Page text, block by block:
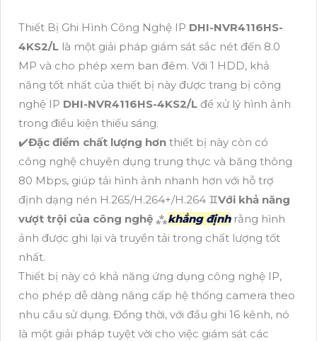
Thiết Bị Ghi Hình Công Nghệ IP DHI-NVR4116HS-
4KS2/L là một giải pháp giám sát sắc nét đến 8.0
MP và cho phép xem ban đêm. Với 1 HDD, khả
năng tốt nhất của thiết bị này được trang bị công
nghệ IP DHI-NVR4116HS-4KS2/L để xử lý hình ảnh
trong điều kiện thiếu sáng.
✔️Đặc điểm chất lượng hơn thiết bị này còn có
công nghệ chuyên dụng trung thực và băng thông
80 Mbps, giúp tải hình ảnh nhanh hơn với hỗ trợ
định dạng nén H.265/H.264+/H.264 ♊Với khả năng
vượt trội của công nghệ ⁂khẳng địnhrằng hình
ảnh được ghi lại và truyền tải trong chất lượng tốt
nhất.
Thiết bị này có khả năng ứng dụng công nghệ IP,
cho phép dễ dàng nâng cấp hệ thống camera theo
nhu cầu sử dụng. Đồng thời, với đầu ghi 16 kênh, nó
là một giải pháp tuyệt vời cho việc giám sát các